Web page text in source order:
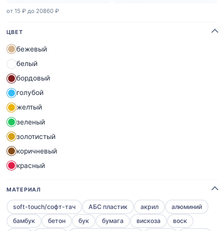
от 15 ₽ до 20860 ₽
ЦВЕТ
бежевый
белый
бордовый
голубой
желтый
зеленый
золотистый
коричневый
красный
разноцветный
розовый
МАТЕРИАЛ
soft-touch/софт-тач АБС пластик акрил
алюминий
бамбук
бетон бук бумага вискоза
воск